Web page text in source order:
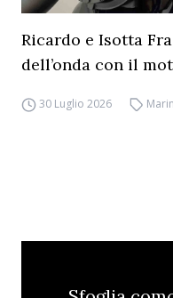
Ricardo e Isotta
dell’onda con il
30 Luglio 2026